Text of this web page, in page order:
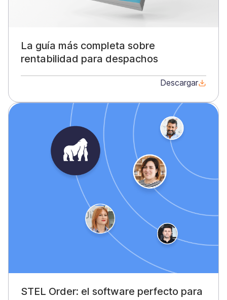
La guía más completa sobre
rentabilidad para despachos
Descargar
STEL Order: el software perfecto para